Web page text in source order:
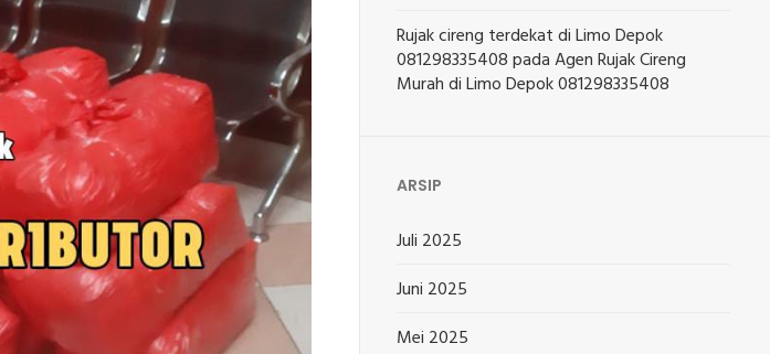
Rujak cireng terdekat di Limo Depok
081298335408padaAgen Rujak Cireng
Murah di Limo Depok 081298335408
ARSIP
Juli 2025
Juni 2025
Mei 2025